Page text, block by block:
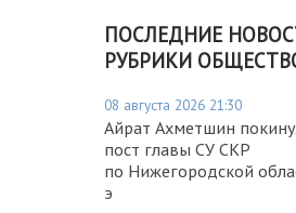
ПОСЛЕДНИЕ
РУБРИКИ
08 августа 2026 21:30
Айрат Ахметшин
пост главы СУ СКР
по Нижегородской
э